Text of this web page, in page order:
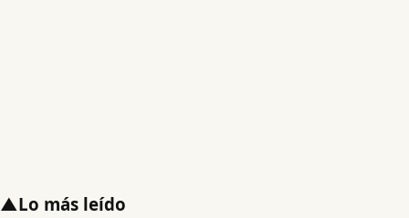
▲Lo más leído